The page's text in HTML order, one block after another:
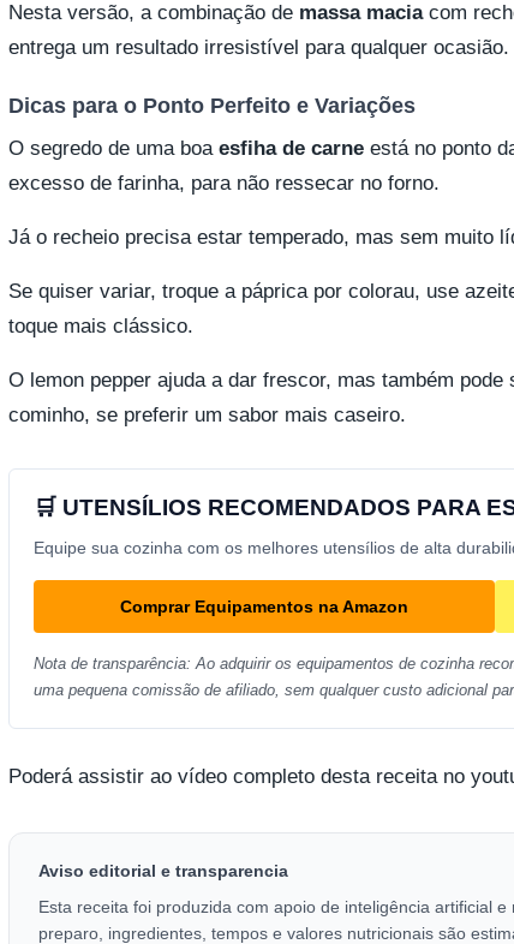
Nesta versão, a combinação de massa maciacom
entrega um resultado irresistível para qualquer ocasião.
Dicas para o Ponto Perfeito e Variações
O segredo de uma boa esfiha de carne está no ponto
excesso de farinha, para não ressecar no forno.
Já o recheio precisa estar temperado, mas sem muito
Se quiser variar, troque a páprica por colorau, use
toque mais clássico.
O lemon pepper ajuda a dar frescor, mas também
cominho, se preferir um sabor mais caseiro.
🛒 UTENSÍLIOS RECOMENDADOS PARA
Equipe sua cozinha com os melhores utensílios de alta
Comprar Equipamentos na Amazon
Nota de transparência: Ao adquirir os equipamentos de cozinha
uma pequena comissão de afiliado, sem qualquer custo adicional
Poderá assistir ao vídeo completo desta receita no
Aviso editorial e transparencia
Esta receita foi produzida com apoio de inteligência artificial
preparo, ingredientes, tempos e valores nutricionais são